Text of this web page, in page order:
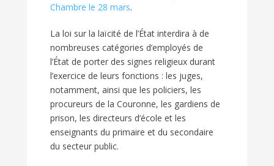
Chambre le 28 mars.
La loi sur la laïcité de l’État interdira à de
nombreuses catégories d’employés de
l’État de porter des signes religieux durant
l’exercice de leurs fonctions : les juges,
notamment, ainsi que les policiers, les
procureurs de la Couronne, les gardiens de
prison, les directeurs d’école et les
enseignants du primaire et du secondaire
du secteur public.